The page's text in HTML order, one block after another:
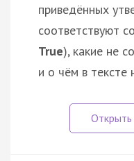
приведённых
соответствуют
True), какие не
и о чём в тексте